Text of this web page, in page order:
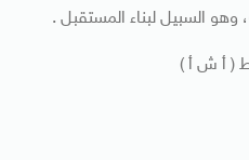
السبيل لبناء المستقبل .
( أ ش أ )